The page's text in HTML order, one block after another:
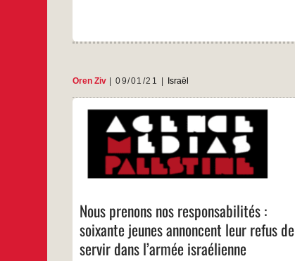
Oren Ziv 09/01/21 Israël
Nous prenons nos responsabilités :
soixante jeunes annoncent leur refus de
servir dans l’armée israélienne
Des dizaines de jeunes Israéliens ont signé une
lettre publique objectant au service militaire à
cause des politiques israéliennes d’apartheid,
de néolibéralisme et de déni de la Nakba.